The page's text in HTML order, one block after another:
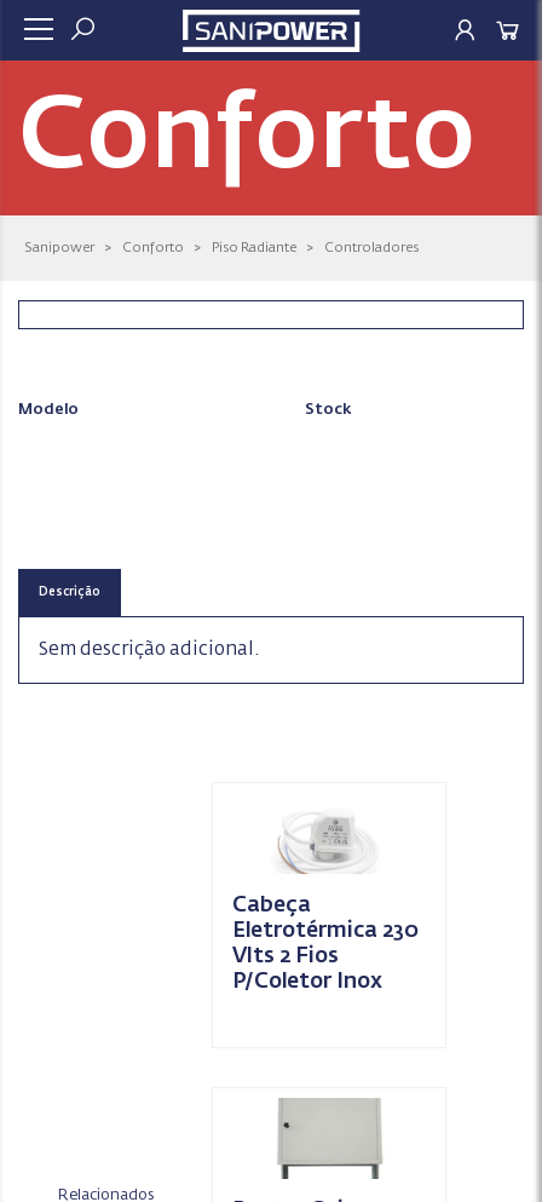
Conforto
Sanipower > Conforto > Piso Radiante > Controladores
Modelo Stock
Descrição
Sem descrição adicional.
Relacionados
Cabeça
Eletrotérmica 230
Vlts 2 Fios
P/Coletor Inox